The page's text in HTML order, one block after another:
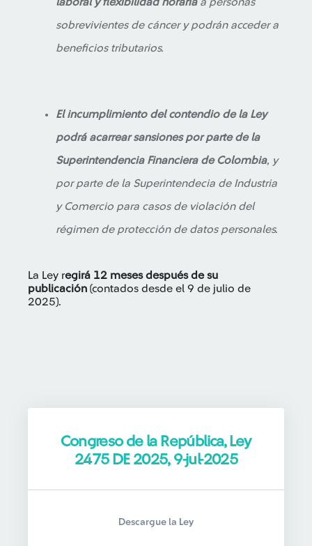
sobrevivientes de cáncer y podrán acceder a
beneficios tributarios.
El incumplimiento del contendio de la Ley
podrá acarrear sansiones por parte de la
Superintendencia Financiera de Colombia, y
por parte de la Superintendecia de Industria
y Comercio para casos de violación del
régimen de protección de datos personales.
La Ley regirá 12 meses después de su
publicación (contados desde el 9 de julio de
2025).
Congreso de la República, Ley
2475 DE 2025, 9-jul-2025
Descargue la Ley